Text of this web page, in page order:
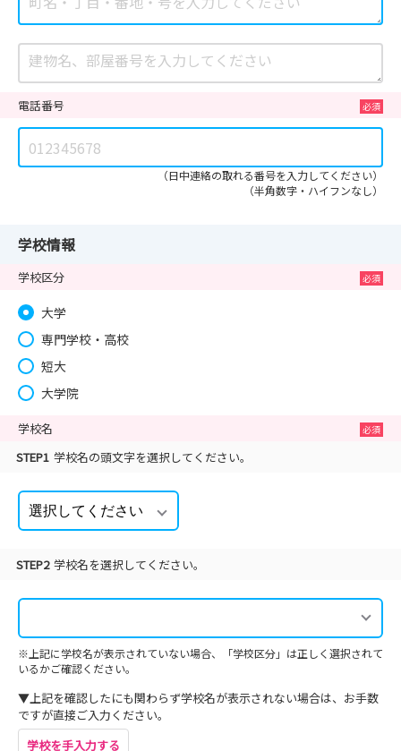
電話番号
（日中連絡の取れる番号を入力してください）
（半角数字・ハイフンなし）
学校情報
学校区分
大学
専門学校・高校
短大
大学院
学校名
STEP1 学校名の頭文字を選択してください。
STEP2 学校名を選択してください。
※上記に学校名が表示されていない場合、「学校区分」は正しく選択されて
いるかご確認ください。
▼上記を確認したにも関わらず学校名が表示されない場合は、お手数
ですが直接ご入力ください。
学校を手入力する